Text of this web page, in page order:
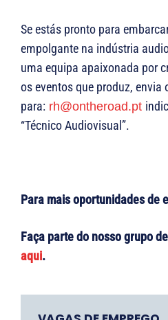
Se estás pronto para
empolgante na indústria
uma equipa apaixonada por
os eventos que produz, envia
para: rh@ontheroad.pt
“Técnico Audiovisual”.
Para mais oportunidades de
Faça parte do nosso grupo
aqui.